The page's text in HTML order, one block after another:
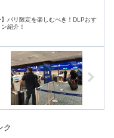
】パリ限定を楽しむべき！DLPおす
紹介！
ク